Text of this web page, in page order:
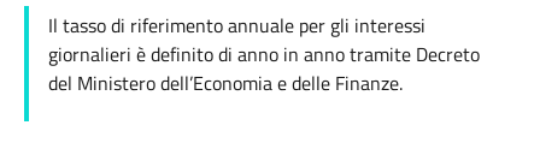
Il tasso di riferimento annuale per gli interessi
giornalieri è definito di anno in anno tramite Decreto
del Ministero dell’Economia e delle Finanze.